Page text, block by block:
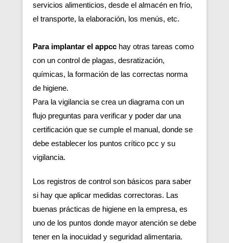
servicios alimenticios, desde el almacén en frío,
el transporte, la elaboración, los menús, etc.
Para implantar el appcc hay otras tareas como
con un control de plagas, desratización,
químicas, la formación de las correctas norma
de higiene.
Para la vigilancia se crea un diagrama con un
flujo preguntas para verificar y poder dar una
certificación que se cumple el manual, donde se
debe establecer los puntos crítico pcc y su
vigilancia.
Los registros de control son básicos para saber
si hay que aplicar medidas correctoras. Las
buenas prácticas de higiene en la empresa, es
uno de los puntos donde mayor atención se debe
tener en la inocuidad y seguridad alimentaria.